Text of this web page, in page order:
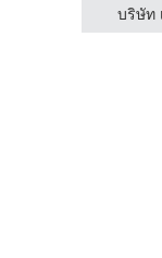
บริษัท